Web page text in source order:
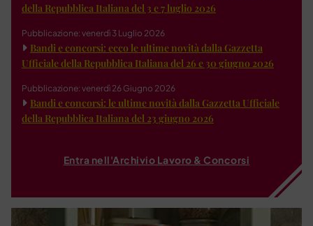
della Repubblica Italiana del 3 e 7 luglio 2026
Pubblicazione: venerdì 3 Luglio 2026
Bandi e concorsi: ecco le ultime novità dalla Gazzetta
Ufficiale della Repubblica Italiana del 26 e 30 giugno 2026
Pubblicazione: venerdì 26 Giugno 2026
Bandi e concorsi: le ultime novità dalla Gazzetta Ufficiale
della Repubblica Italiana del 23 giugno 2026
Entra nell'Archivio Lavoro & Concorsi